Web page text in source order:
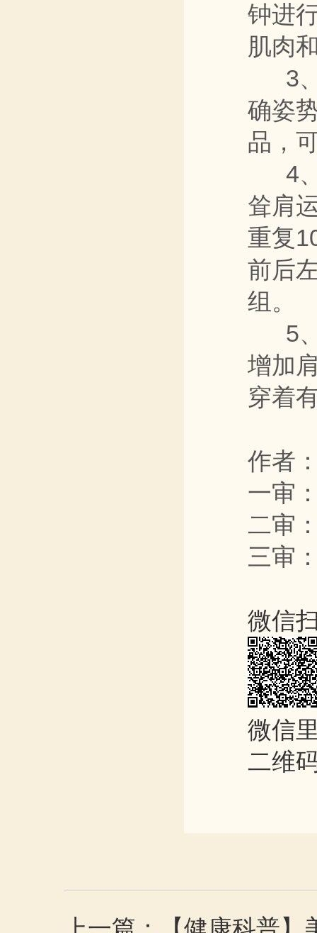
钟进
肌肉
3、
确姿
品，
4、
耸肩
重复
前后
组。
5、
增加
穿着
作者
一审
二审
三审
微信
微信
二维